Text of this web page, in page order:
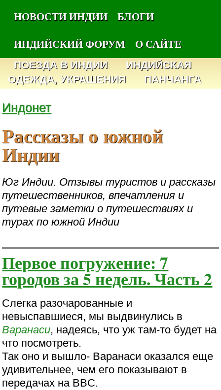
НОВОСТИ ИНДИИ
БЛОГИ
ИНДИЙСКИЙ ФОРУМ
О САЙТЕ
ПОЕЗДА В ИНДИИ
ИНДИЙСКАЯ
ОДЕЖДА, УКРАШЕНИЯ
ПАНЧАНГА
Индонет
Рассказы о южной
Индии
Юг Индии. Отзывы туристов и рассказы
путешественников, впечатления и
путевые заметки о путешествиях и
турах по южной Индии
Первое погружение: 7
городов за 5 недель. Часть 2
Слегка разочарованные и
невыспавшиеся, мы выдвинулись в
Варанаси, надеясь, что уж там-то будет на
что посмотреть.
Так оно и вышло- Варанаси оказался еще
удивительнее, чем его показывают в
передачах на BBC.